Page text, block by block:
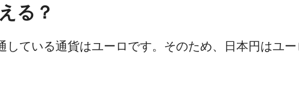
る？
している通貨はユーロです。そのため、日本円はユ